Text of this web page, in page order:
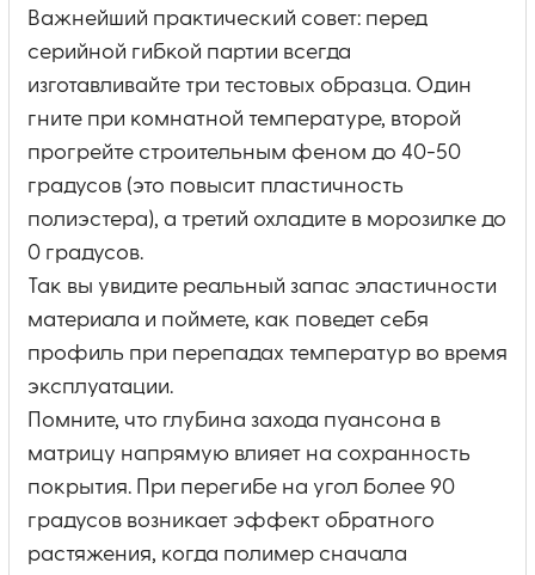
Важнейший практический совет: перед
серийной гибкой партии всегда
изготавливайте три тестовых образца. Один
гните при комнатной температуре, второй
прогрейте строительным феном до 40-50
градусов (это повысит пластичность
полиэстера), а третий охладите в морозилке до
0 градусов.
Так вы увидите реальный запас эластичности
материала и поймете, как поведет себя
профиль при перепадах температур во время
эксплуатации.
Помните, что глубина захода пуансона в
матрицу напрямую влияет на сохранность
покрытия. При перегибе на угол более 90
градусов возникает эффект обратного
растяжения, когда полимер сначала